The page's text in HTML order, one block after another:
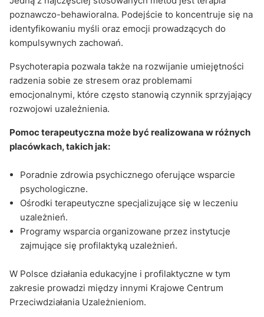
poznawczo-behawioralna. Podejście to koncentruje się na
identyfikowaniu myśli oraz emocji prowadzących do
kompulsywnych zachowań.
Psychoterapia pozwala także na rozwijanie umiejętności
radzenia sobie ze stresem oraz problemami
emocjonalnymi, które często stanowią czynnik sprzyjający
rozwojowi uzależnienia.
Pomoc terapeutyczna może być realizowana w różnych
placówkach, takich jak:
Poradnie zdrowia psychicznego oferujące wsparcie
psychologiczne.
Ośrodki terapeutyczne specjalizujące się w leczeniu
uzależnień.
Programy wsparcia organizowane przez instytucje
zajmujące się profilaktyką uzależnień.
W Polsce działania edukacyjne i profilaktyczne w tym
zakresie prowadzi między innymi Krajowe Centrum
Przeciwdziałania Uzależnieniom.